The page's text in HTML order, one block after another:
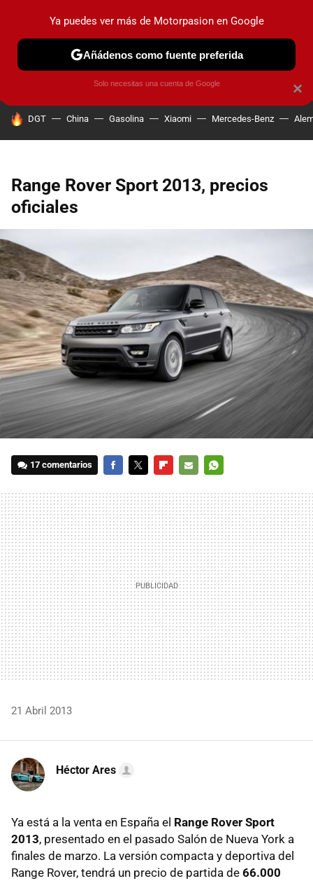
PRUEBAS COCHES ELÉCTRICOS OBSERVATORIO
HOY SE HABLA DE
DGT China Gasolina Xiaomi Mercedes-Benz
Range Rover Sport 2013, precios
oficiales
17 comentarios
MAIL
21 Abril 2013
Héctor Ares
Ya está a la venta en España el Range Rover Sport
2013, presentado en el pasado Salón de Nueva York a
finales de marzo. La versión compacta y deportiva del
Range Rover, tendrá un precio de partida de 66.000
×
Ya puedes ver más de Motorpasion en Google
Añádenos como fuente preferida
Solo necesitas una cuenta de Google